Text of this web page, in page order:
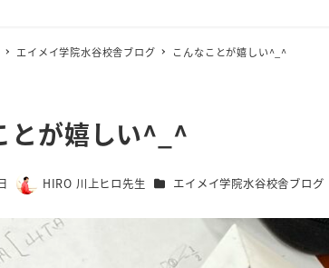
エイメイ学院水谷校舎ブログ こんなことが嬉しい^_^
とが嬉しい^_^
著
HIRO 川上ヒロ先生 カテゴリー
エイメイ学院水谷校舎ブログ